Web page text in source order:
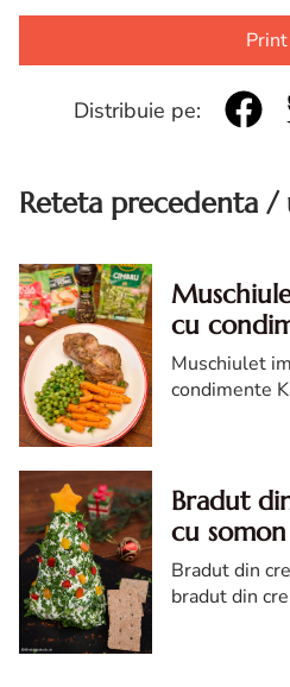
Print
Distribuie pe:
Reteta precedenta /
cu
Muschiulet
condimente
Bradut
cu somon
Bradut din
bradut din